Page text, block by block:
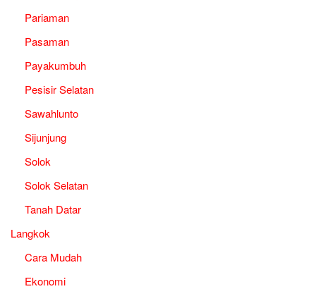
Pariaman
Pasaman
Payakumbuh
Pesisir Selatan
Sawahlunto
Sijunjung
Solok
Solok Selatan
Tanah Datar
Langkok
Cara Mudah
Ekonomi